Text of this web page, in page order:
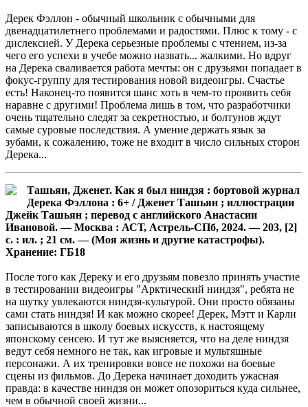
Дерек Фэллон - обычный школьник с обычными для
двенадцатилетнего проблемами и радостями. Плюс к тому - с
дислексией. У Дерека серьезные проблемы с чтением, из-за
чего его успехи в учебе можно назвать... жалкими. Но вдруг
на Дерека сваливается работа мечты: он с друзьями попадает в
фокус-группу для тестирования новой видеоигры. Счастье
есть! Наконец-то появится шанс хоть в чем-то проявить себя
наравне с другими! Проблема лишь в том, что разработчики
очень тщательно следят за секретностью, и болтунов ждут
самые суровые последствия. А умение держать язык за
зубами, к сожалению, тоже не входит в число сильных сторон
Дерека...
Ташьян, Дженет. Как я был ниндзя : бортовой журнал
Дерека Фэллона : 6+ / Дженет Ташьян ; иллюстрации
Джейк Ташьян ; перевод с английского Анастасии
Ивановой. — Москва : АСТ, Астрель-СПб, 2024. — 203, [2]
с. : ил. ; 21 см. — (Моя жизнь и другие катастрофы).
Хранение: ГБ18
После того как Дереку и его друзьям повезло принять участие
в тестировании видеоигры "Арктический ниндзя", ребята не
на шутку увлекаются ниндзя-культурой. Они просто обязаны
сами стать ниндзя! И как можно скорее! Дерек, Мэтт и Карли
записываются в школу боевых искусств, к настоящему
японскому сенсею. И тут же выясняется, что на деле ниндзя
ведут себя немного не так, как игровые и мультяшные
персонажи. А их тренировки вовсе не похожи на боевые
сцены из фильмов. До Дерека начинает доходить ужасная
правда: в качестве ниндзя он может опозориться куда сильнее,
чем в обычной своей жизни...